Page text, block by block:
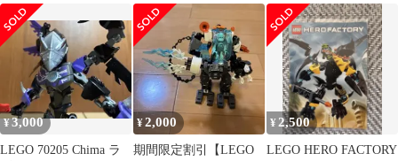
ット
ーローアカデミア 爆豪
勝己 フィギュア マック
スファクトリー
¥3,000
LEGO 70205 Chima ラ
¥2,000
期間限定割引【LEGO
¥ 2,500
LEGO HERO FACTORY